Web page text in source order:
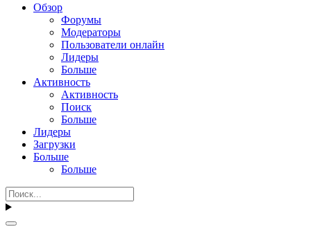
Обзор
Форумы
Модераторы
Пользователи онлайн
Лидеры
Больше
Активность
Активность
Поиск
Больше
Лидеры
Загрузки
Больше
Больше